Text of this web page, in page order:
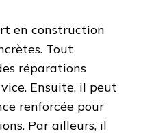
en construction
Tout
réparations
Ensuite, il peut
renforcée pour
Par ailleurs, il